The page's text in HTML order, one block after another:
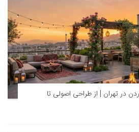
گاردن در تهران | از طراحی اصولی تا